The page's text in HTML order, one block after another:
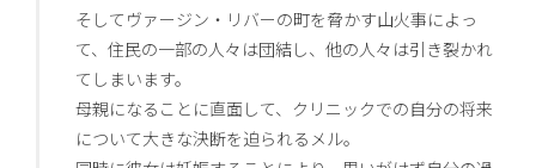
そしてヴァージン・リバーの町を脅かす山火事によっ
て、住民の一部の人々は団結し、他の人々は引き裂かれ
てしまいます。
母親になることに直面して、クリニックでの自分の将来
について大きな決断を迫られるメル。